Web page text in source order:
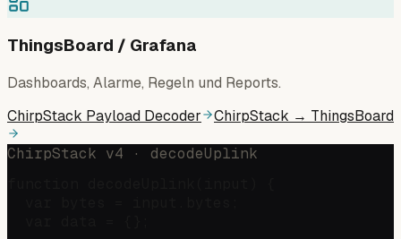
ThingsBoard / Grafana
Dashboards, Alarme, Regeln und Reports.
ChirpStack Payload Decoder
ChirpStack → ThingsBoard
ChirpStack v4 · decodeUplink